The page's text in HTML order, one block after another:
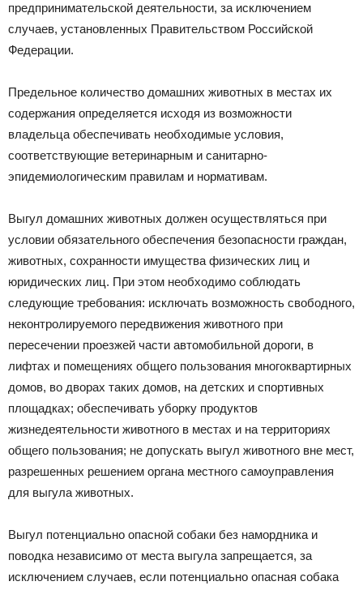
предпринимательской деятельности, за исключением
случаев, установленных Правительством Российской
Федерации.
Предельное количество домашних животных в местах их
содержания определяется исходя из возможности
владельца обеспечивать необходимые условия,
соответствующие ветеринарным и санитарно-
эпидемиологическим правилам и нормативам.
Выгул домашних животных должен осуществляться при
условии обязательного обеспечения безопасности граждан,
животных, сохранности имущества физических лиц и
юридических лиц. При этом необходимо соблюдать
следующие требования: исключать возможность свободного,
неконтролируемого передвижения животного при
пересечении проезжей части автомобильной дороги, в
лифтах и помещениях общего пользования многоквартирных
домов, во дворах таких домов, на детских и спортивных
площадках; обеспечивать уборку продуктов
жизнедеятельности животного в местах и на территориях
общего пользования; не допускать выгул животного вне мест,
разрешенных решением органа местного самоуправления
для выгула животных.
Выгул потенциально опасной собаки без намордника и
поводка независимо от места выгула запрещается, за
исключением случаев, если потенциально опасная собака